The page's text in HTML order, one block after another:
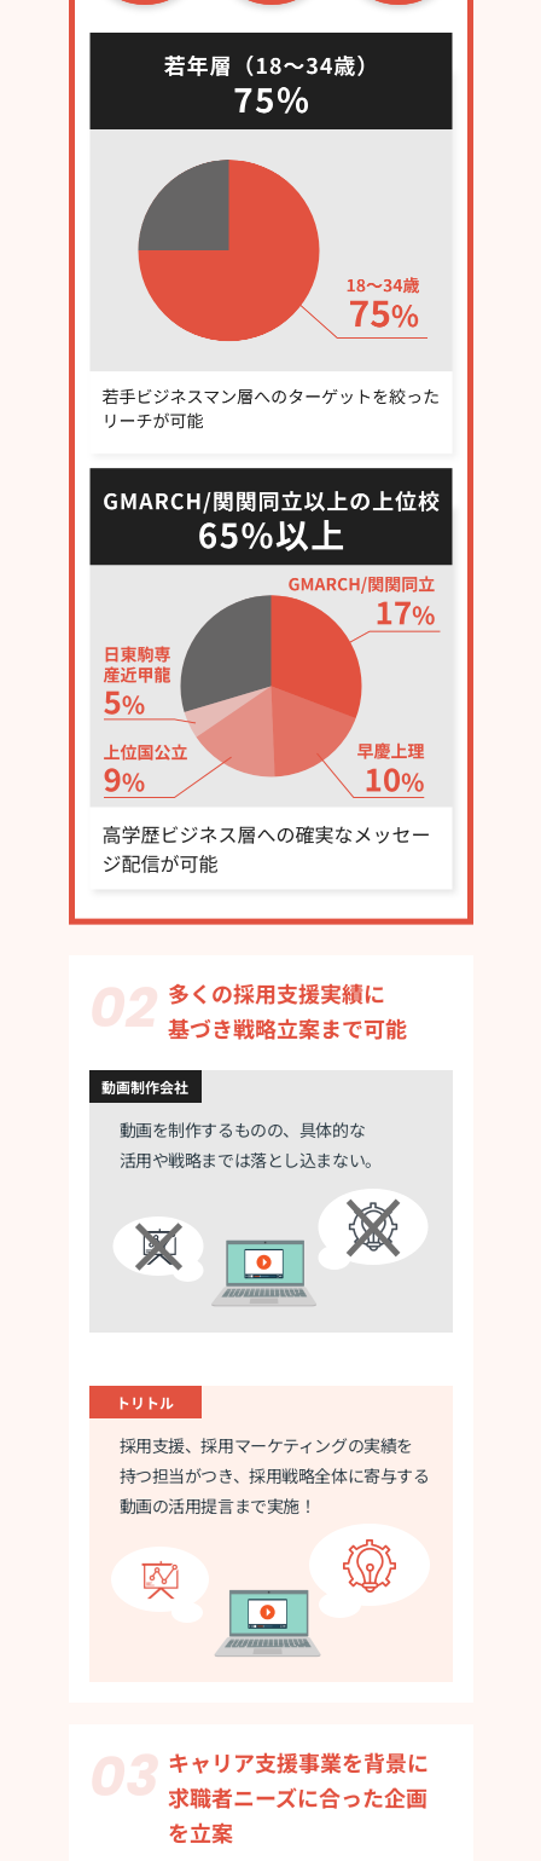
多くの採用支援実績に
基づき戦略立案まで可能
動画制作会社
動画を制作するものの、具体的な
活用や戦略までは落とし込まない。
トリトル
採用支援、採用マーケティングの実績を
持つ担当がつき、採用戦略全体に寄与する
動画の活用提言まで実施！
キャリア支援事業を背景に
求職者ニーズに合った企画
を立案